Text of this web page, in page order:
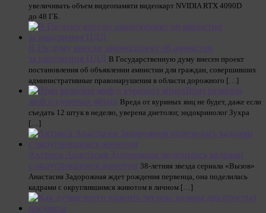
увеличивать объем видеопамяти видеокарт NVIDIA RTX 4090D
до 48 ГБ.
В Госдуму внесли законопроект об амнистии
за нарушения ПДД В Государственную думу внесен проект
постановления об объявлении амнистии для граждан, совершивших
административные правонарушения в области дорожного […]
Врач развеяла
миф о куриных яйцах Вреда от куриных яиц не будет, даже если
съедать 12 штук в неделю, уверена диетолог, эндокринолог Зухра
[…]
Актриса Анастасия Задорожная поделилась кадрами
с округлившимся животом 38-летняя звезда сериала «Вызов»
Анастасия Задорожная ждет рождения первенца, она поделилась
кадрами с округлившимся животом в личном […]